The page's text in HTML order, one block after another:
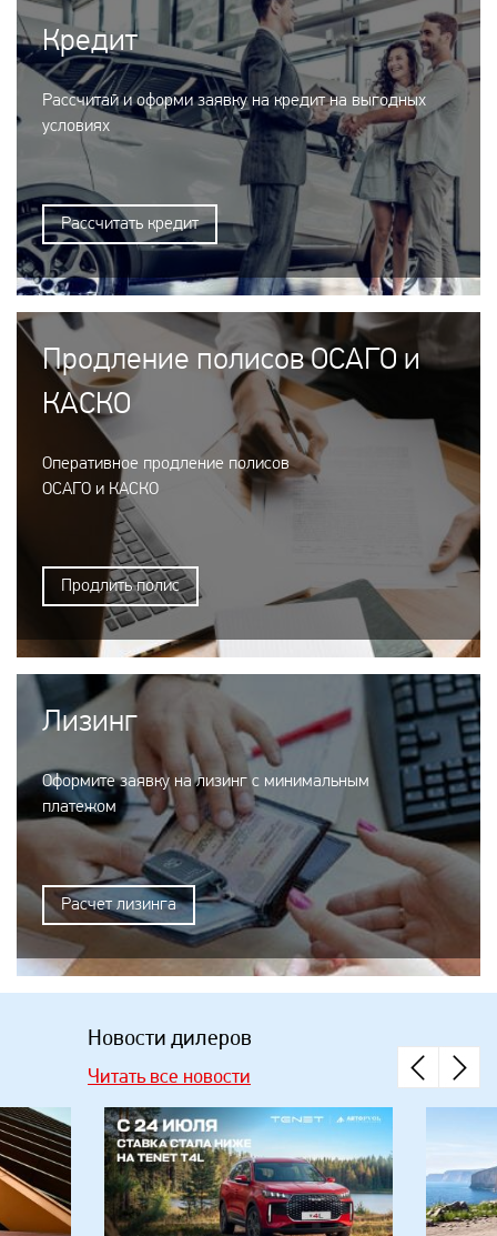
Кредит
Рассчитай и оформи заявку на кредит на выгодных
условиях
Рассчитать кредит
Продление полисов ОСАГО и
КАСКО
Оперативное продление полисов
ОСАГО и КАСКО
Продлить полис
Лизинг
Оформите заявку на лизинг с минимальным
платежом
Расчет лизинга
Новости дилеров
Читать все новости